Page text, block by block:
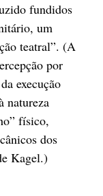
fundidos
um
teatral”. (A
por
execução
natureza
físico,
dos
Kagel.)